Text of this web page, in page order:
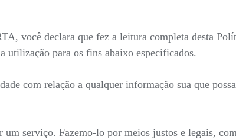
você declara que fez a leitura completa desta
utilização para os fins abaixo especificados.
com relação a qualquer informação sua que
serviço. Fazemo-lo por meios justos e legais,